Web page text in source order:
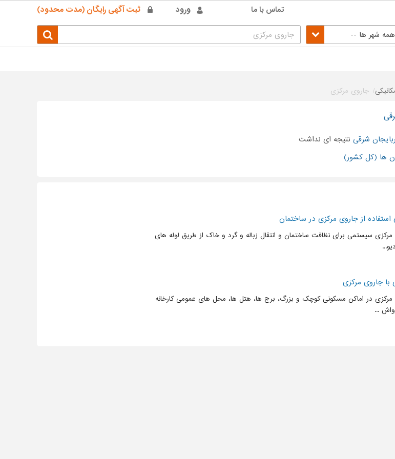
ورود ثبت آگهی رایگان (مدت محدود) تماس با ما
شهر ها --
جاروی مرکزی
شرقی نتیجه ای نداشت
ها (کل کشور)
استفاده از جاروی مرکزی در ساختمان
سیستمی برای نظافت ساختمان و انتقال زباله و گرد و خاک از طریق لوله های
با جاروی مرکزی
در اماکن مسکونی کوچک و بزرگ، برج ها، هتل ها، محل های عمومی کارخانه
...